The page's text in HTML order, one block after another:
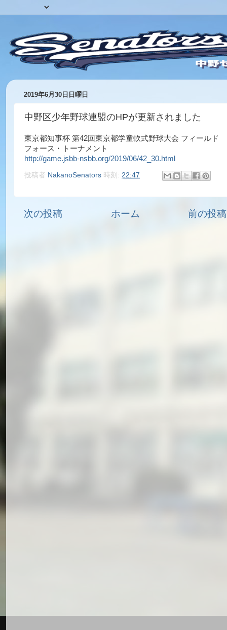
2019年6月30日日曜日
中野区少年野球連盟のHPが更新されました
東京都知事杯 第42回東京都学童軟式野球大会 フィールド
フォース・トーナメント
http://game.jsbb-nsbb.org/2019/06/42_30.html
投稿者 NakanoSenators 時刻: 22:47
次の投稿 前の投稿
ホーム